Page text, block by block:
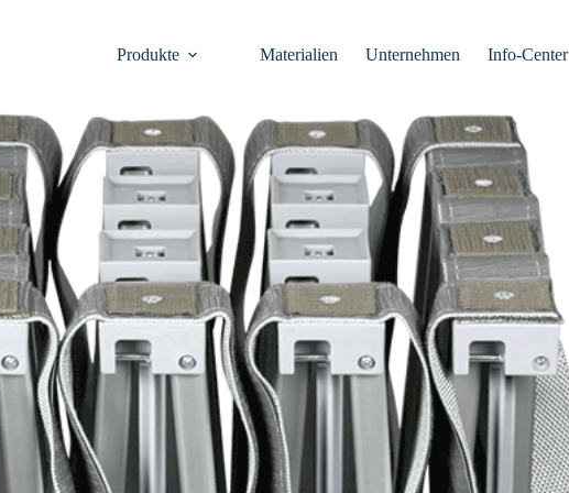
Produkte Materialien Unternehmen Info-Center